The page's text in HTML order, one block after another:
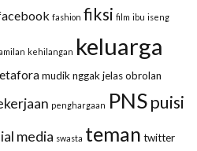
fashion fiksi film ibu iseng
kehilangan keluarga
mudiknggak jelasobrolan
penghargaan PNSpuisi
media swasta teman twitter